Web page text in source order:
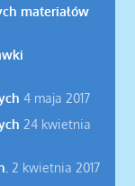
materiałów
4 maja 2017
24 kwietnia
2 kwietnia 2017